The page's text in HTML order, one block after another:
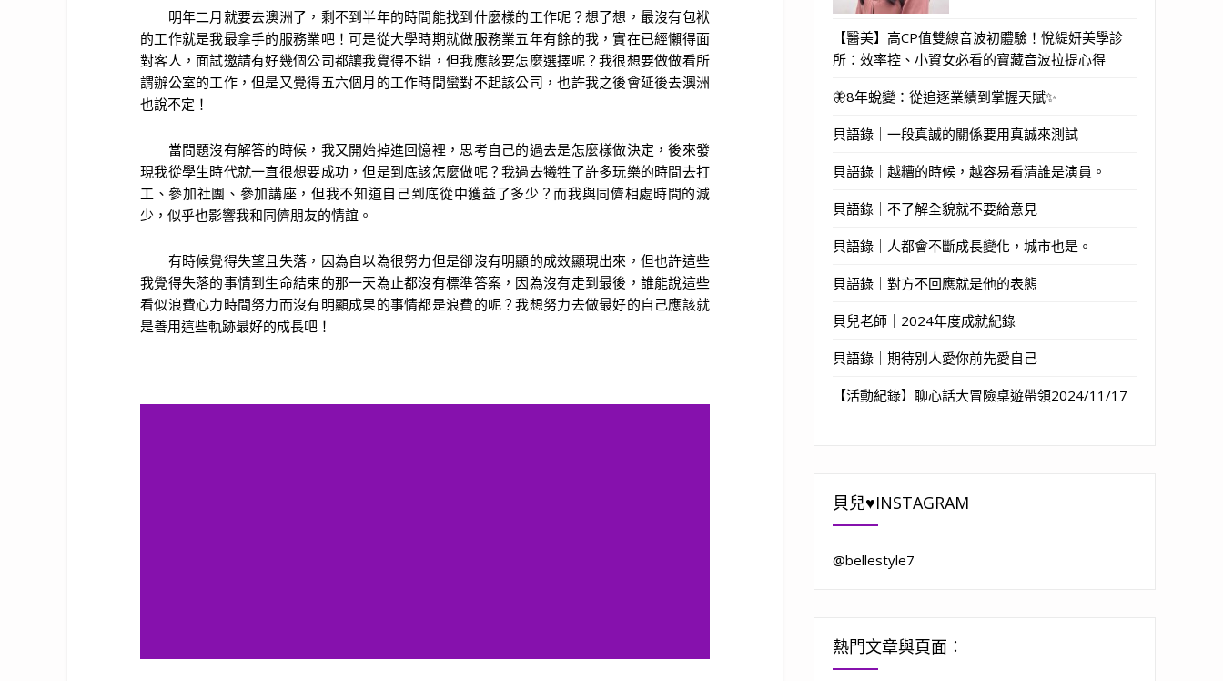
明年二月就要去澳洲了，剩不到半年的時間能找到什麼樣的工作呢？想了想，最沒有包袱
的工作就是我最拿手的服務業吧！可是從大學時期就做服務業五年有餘的我，實在已經懶得面
對客人，面試邀請有好幾個公司都讓我覺得不錯，但我應該要怎麼選擇呢？我很想要做做看所
謂辦公室的工作，但是又覺得五六個月的工作時間蠻對不起該公司，也許我之後會延後去澳洲
也說不定！
當問題沒有解答的時候，我又開始掉進回憶裡，思考自己的過去是怎麼樣做決定，後來發
現我從學生時代就一直很想要成功，但是到底該怎麼做呢？我過去犧牲了許多玩樂的時間去打
工、參加社團、參加講座，但我不知道自己到底從中獲益了多少？而我與同儕相處時間的減
少，似乎也影響我和同儕朋友的情誼。
有時候覺得失望且失落，因為自以為很努力但是卻沒有明顯的成效顯現出來，但也許這些
我覺得失落的事情到生命結束的那一天為止都沒有標準答案，因為沒有走到最後，誰能說這些
看似浪費心力時間努力而沒有明顯成果的事情都是浪費的呢？我想努力去做最好的自己應該就
是善用這些軌跡最好的成長吧！
【醫美】高CP值雙線音波初體驗！悅緹妍美學診
所：效率控、小資女必看的寶藏音波拉提心得
🦋8年蛻變：從追逐業績到掌握天賦✨
貝語錄｜一段真誠的關係要用真誠來測試
貝語錄｜越糟的時候，越容易看清誰是演員。
貝語錄｜不了解全貌就不要給意見
貝語錄｜人都會不斷成長變化，城市也是。
貝語錄｜對方不回應就是他的表態
貝兒老師｜2024年度成就紀錄
貝語錄｜期待別人愛你前先愛自己
【活動紀錄】聊心話大冒險桌遊帶領2024/11/17
貝兒♥INSTAGRAM
@bellestyle7
熱門文章與頁面︰